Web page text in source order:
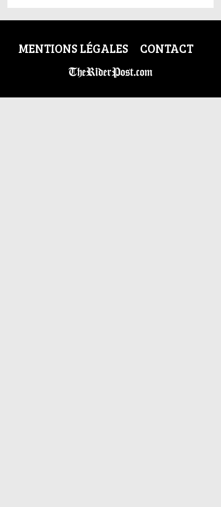
MENTIONS LÉGALES CONTACT